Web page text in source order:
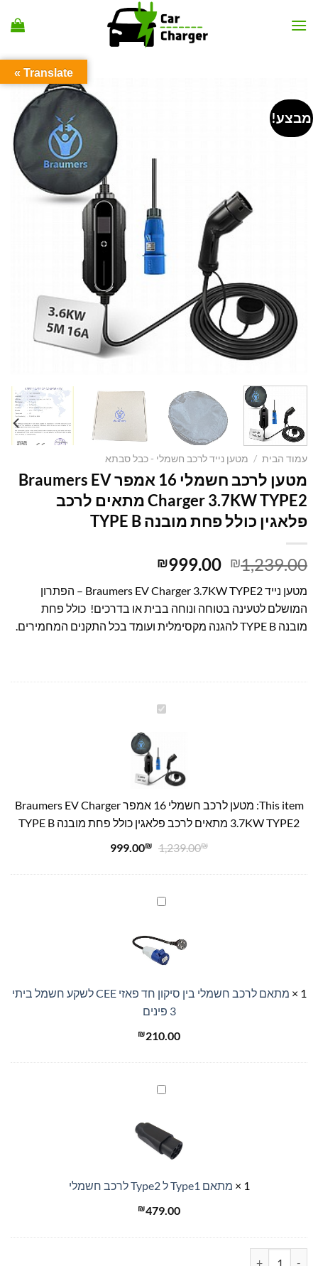
מבצע!
עמוד הבית / מטען נייד לרכב חשמלי - כבל סבתא
מטען לרכב חשמלי 16 אמפר Braumers EV
Charger 3.7KW TYPE2 מתאים לרכב
פלאגין כולל פחת מובנה TYPE B
₪1,239.00
המחיר
היה:
₪1,239.00.
₪999.00
הוא:
₪999.00.
מטען נייד Braumers EV Charger 3.7KW TYPE2 – הפתרון
המושלם לטעינה בטוחה ונוחה בבית או בדרכים! כולל פחת
מובנה TYPE B להגנה מקסימלית ועומד בכל התקנים המחמירים.
מטען
חשמלי
16
אמפר
Braumers
EV
Charger
TYPE2
מתאים
פלאגין
פחת
מובנה
TYPE
This item:
מטען לרכב חשמלי 16 אמפר Braumers EV Charger
3.7KW TYPE2 מתאים לרכב פלאגין כולל פחת מובנה TYPE B
₪
1,239.00
₪
999.00
מתאם
חשמלי
בין
סיקון
פאזי
CEE
לשקע
ביתי
פינים
1
×
מתאם לרכב חשמלי בין סיקון חד פאזי CEE לשקע חשמל ביתי
3 פינים
₪210.00
מתאם
Type2
לרכב
1
× מתאם Type1 ל Type2 לרכב חשמלי
₪479.00
Translate »